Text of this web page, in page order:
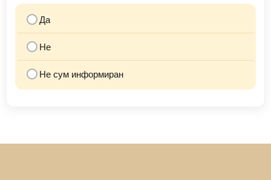
Да
Не
Не сум информиран